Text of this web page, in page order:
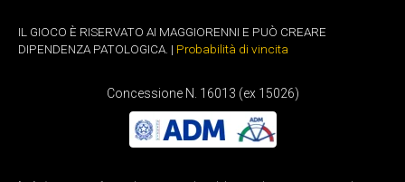
IL GIOCO È RISERVATO AI MAGGIORENNI E PUÒ CREARE
DIPENDENZA PATOLOGICA. | Probabilità di vincita
Concessione N. 16013 (ex 15026)